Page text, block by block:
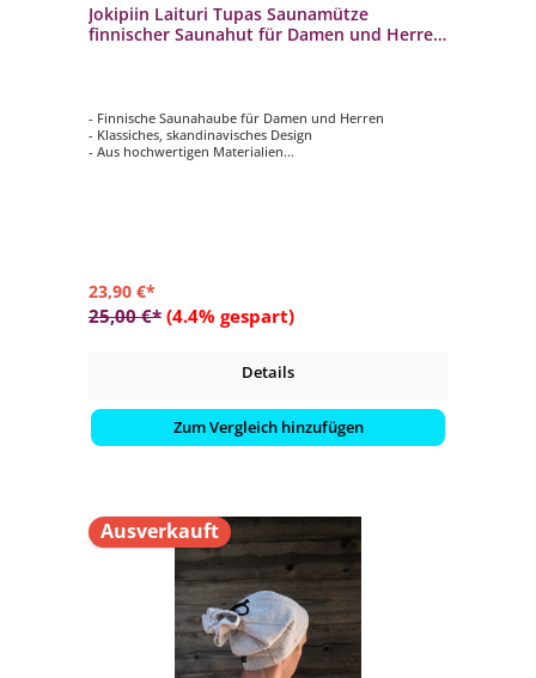
Jokipiin Laituri Tupas Saunamütze
finnischer Saunahut für Damen und Herren
- Finnische Saunahaube für Damen und Herren
- Klassiches, skandinavisches Design
- Aus hochwertigen Materialien
23,90 €*
25,00 €* (4.4% gespart)
Details
Zum Vergleich hinzufügen
Ausverkauft